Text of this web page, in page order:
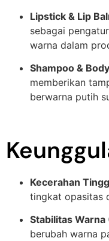
Lipstick & Lip
sebagai
warna dalam
Shampoo &
memberikan
berwarna putih
Kecerahan
tingkat opasitas
Stabilitas
berubah warna